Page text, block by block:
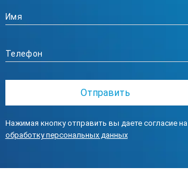
Нажимая кнопку отправить вы даете согласие на
обработку персональных данных